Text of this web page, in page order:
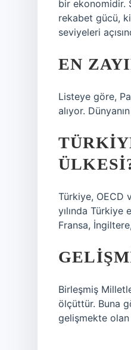
bir ekonomidir.
rekabet gücü,
seviyeleri
EN
Listeye göre,
alıyor.
Türkiye, OECD
yılında Türkiye
Fransa,
Birleşmiş
ölçüttür. Buna
gelişmekte